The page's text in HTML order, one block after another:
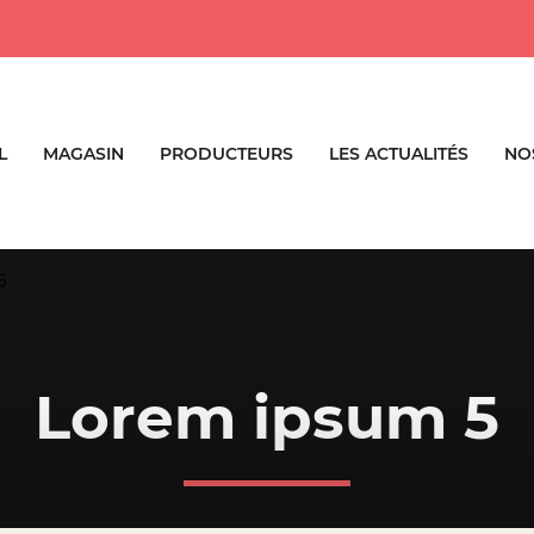
MAGASIN PRODUCTEURS LES ACTUALITÉS
Lorem ipsum 5